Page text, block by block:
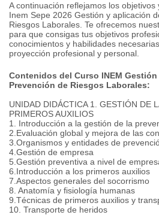
A continuación reflejamos los
Inem Sepe 2026 Gestión y aplicación
Riesgos Laborales. Te ofrecemos
para que consigas tus objetivos
conocimientos y habilidades
proyección profesional y personal.
Contenidos del Curso INEM
Prevención de Riesgos Laborales:
UNIDAD DIDÁCTICA 1. GESTIÓN DE
PRIMEROS AUXILIOS
1. Introducción a la gestión de la
2.Evaluación global y mejora de las
3.Organismos y entidades de
4.Gestión de empresa
5.Gestión preventiva a nivel de
6.Introducción a los primeros auxilios
7.Aspectos generales del socorrismo
8. Anatomía y fisiología humanas
9.Técnicas de primeros auxilios y
10. Transporte de heridos